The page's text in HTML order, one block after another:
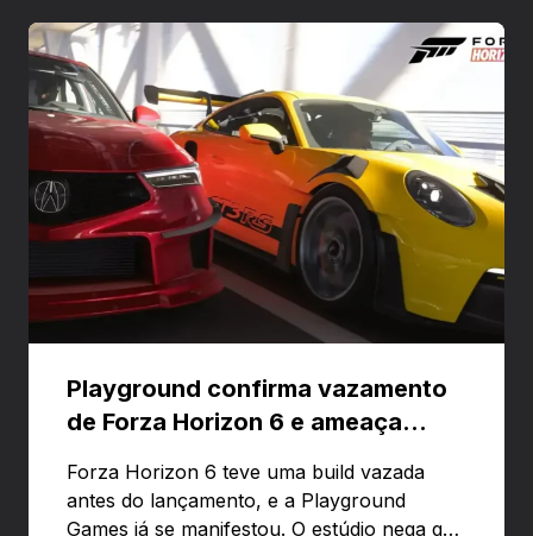
Playground confirma vazamento
de Forza Horizon 6 e ameaça
Forza Horizon 6 teve uma build vazada
antes do lançamento, e a Playground
Games já se manifestou. O estúdio nega que